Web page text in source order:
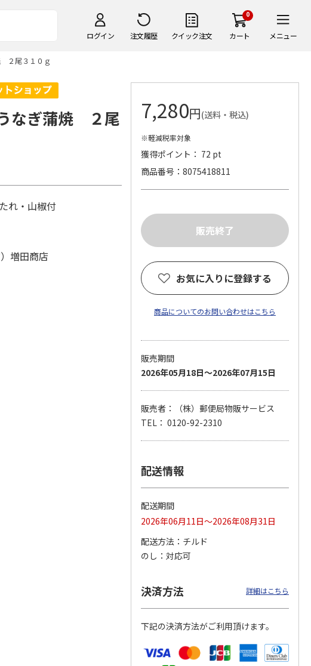
ログイン 注文履歴 クイック注文
0
カート メニュー
２尾３１０ｇ
【グリーティング切
円…
4.8（11）
5,500円
4.6（7）
11,000円
なぎ蒲焼 ２尾
れ・山椒付
増田商店
7,280円(送料・税込)
※軽減税率対象
獲得ポイント： 72 pt
商品番号
8075418811
お気に入りに登録する
商品についてのお問い合わせはこちら
販売期間
2026年05月18日～2026年07月15日
販売者：（株）郵便局物販サービス
TEL： 0120-92-2310
配送情報
配送期間
2026年06月11日～2026年08月31日
配送方法
チルド
のし
対応可
決済方法 詳細はこちら
下記の決済方法がご利用頂けます。